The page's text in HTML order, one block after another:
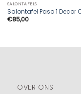
SALONTAFELS
Salontafel Paso 1 Decor
€85,00
OVER ONS